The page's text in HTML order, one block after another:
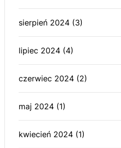
sierpień 2024 (3)
lipiec 2024 (4)
czerwiec 2024 (2)
maj 2024 (1)
kwiecień 2024 (1)